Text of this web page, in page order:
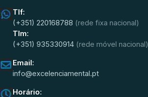
Tlf:
(+351) 220168788 (rede fixa nacional)
Tlm:
(+351) 935330914 (rede móvel nacional)
Email:
info@excelenciamental.pt
Horário: